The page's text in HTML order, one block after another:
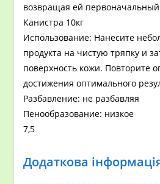
возвращая ей
Канистра 10кг
Использование: Нанесите
продукта на чистую тряпку и
поверхность кожи. Повторите
достижения оптимального
Разбавление: не разбавляя
Пенообразование: низкое
7,5
Додаткова